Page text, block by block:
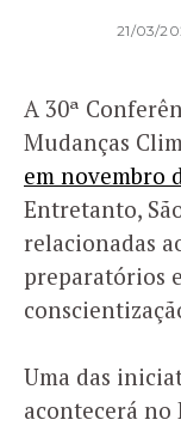
POSTED
21/03/
A 30ª
Mudanças
em novembro
Entretanto,
relacionadas
preparatórios
Uma das
acontecerá no